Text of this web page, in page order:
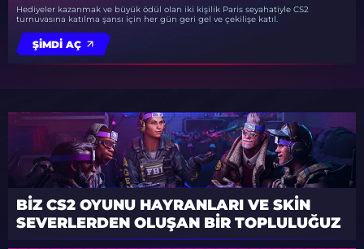
Hediyeler kazanmak ve büyük ödül olan iki kişilik Paris seyahatiyle CS2
turnuvasına katılma şansı için her gün geri gel ve çekilişe katıl.
ŞIMDI AÇ
BIZ CS2 OYUNU HAYRANLARI VE SKIN
SEVERLERDEN OLUŞAN BIR TOPLULUĞUZ